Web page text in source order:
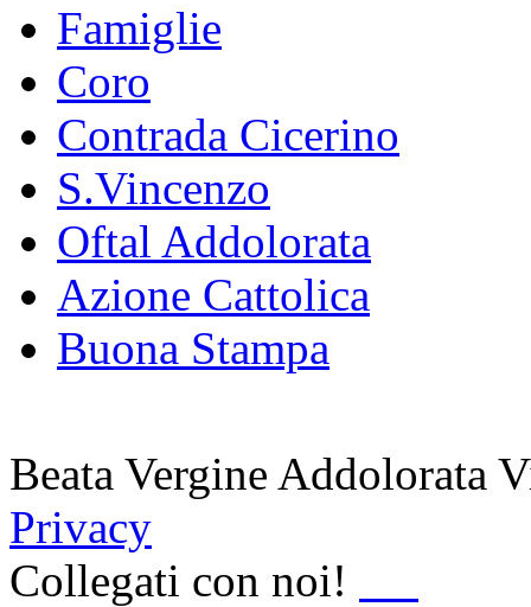
Famiglie
Coro
Contrada Cicerino
S.Vincenzo
Oftal Addolorata
Azione Cattolica
Buona Stampa
Beata Vergine Addolorata
Privacy
Collegati con noi!